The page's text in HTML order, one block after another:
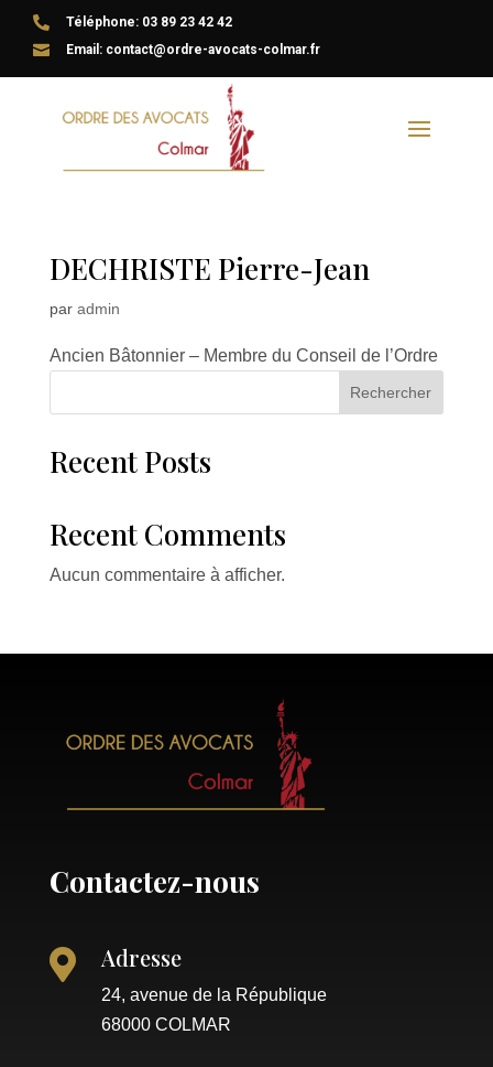
 Téléphone: 03 89 23 42 42
 Email: contact@ordre-avocats-colmar.fr
DECHRISTE Pierre-Jean
par admin
Ancien Bâtonnier – Membre du Conseil de l’Ordre
Rechercher
Recent Posts
Recent Comments
Aucun commentaire à afficher.
Contactez-nous
 Adresse
24, avenue de la République
68000 COLMAR